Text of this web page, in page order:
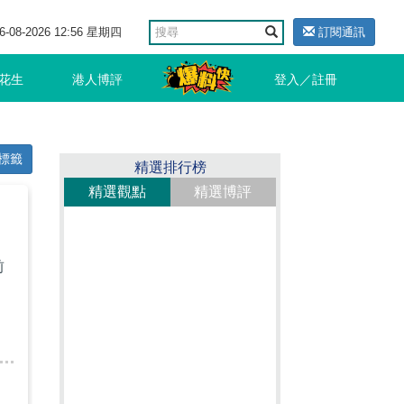
08-2026 12:56 星期四 訂閱通訊
生 港人博評 登入／註冊
籤
精選排行榜
精選觀點
精選博評